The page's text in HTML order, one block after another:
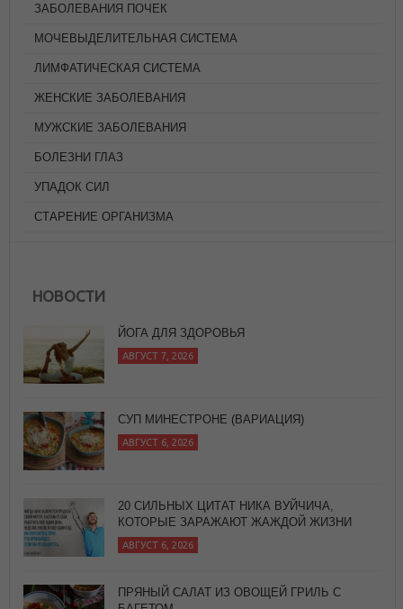
ЗАБОЛЕВАНИЯ ПОЧЕК
МОЧЕВЫДЕЛИТЕЛЬНАЯ СИСТЕМА
ЛИМФАТИЧЕСКАЯ СИСТЕМА
ЖЕНСКИЕ ЗАБОЛЕВАНИЯ
МУЖСКИЕ ЗАБОЛЕВАНИЯ
БОЛЕЗНИ ГЛАЗ
УПАДОК СИЛ
СТАРЕНИЕ ОРГАНИЗМА
НОВОСТИ
СУП МИНЕСТРОНЕ (ВАРИАЦИЯ)
20 СИЛЬНЫХ ЦИТАТ НИКА ВУЙЧИЧА,
ПРЯНЫЙ САЛАТ ИЗ ОВОЩЕЙ ГРИЛЬ С
БАГЕТОМ